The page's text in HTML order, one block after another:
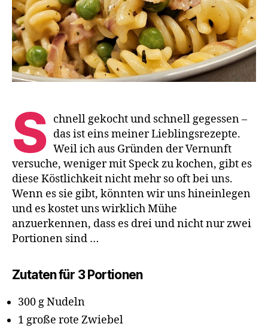
S chnell gekocht und schnell gegessen –
das ist eins meiner Lieblingsrezepte.
Weil ich aus Gründen der Vernunft
versuche, weniger mit Speck zu kochen, gibt es
diese Köstlichkeit nicht mehr so oft bei uns.
Wenn es sie gibt, könnten wir uns hineinlegen
und es kostet uns wirklich Mühe
anzuerkennen, dass es drei und nicht nur zwei
Portionen sind …
Zutaten für 3 Portionen
300 g Nudeln
1 große rote Zwiebel